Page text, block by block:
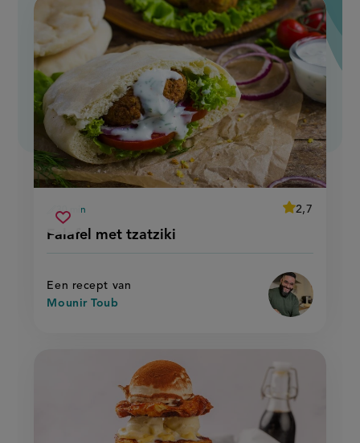
Falafel met tzatziki
voorbereidingstijd
30 min
average
2,7
Beoordeel
tzatziki'
Een recept van
Mounir Toub
Sla
falafel
met
tzatziki